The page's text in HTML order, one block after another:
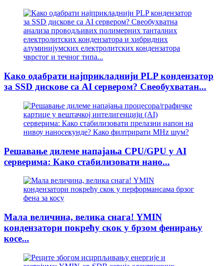
Како одабрати најприкладнији PLP кондензатор
за SSD дискове са AI сервером? Свеобухватан...
Решавање дилеме напајања CPU/GPU у AI
серверима: Како стабилизовати нано...
Мала величина, велика снага! YMIN
кондензатори покрећу скок у брзом фенирању
косе...